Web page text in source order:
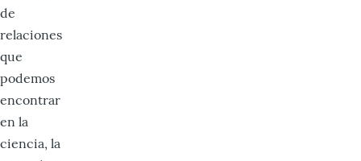
de
relaciones
que
podemos
encontrar
en la
ciencia, la